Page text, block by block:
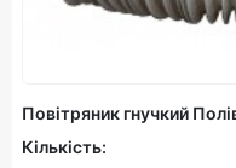
Повітряник гнучкий
Кількість: